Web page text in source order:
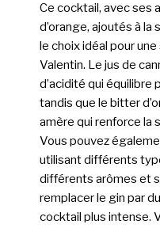
Ce cocktail, avec ses
d’orange, ajoutés à
le choix idéal pour
Valentin. Le jus de
d’acidité qui équilibre
tandis que le bitter
amère qui renforce la
Vous pouvez
utilisant différents
différents arômes et
remplacer le gin par
cocktail plus intense.